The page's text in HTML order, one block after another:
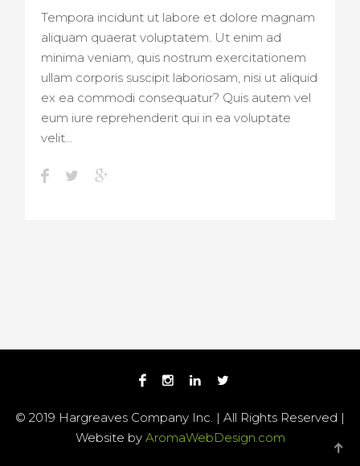
Tempora incidunt ut labore et dolore magnam
aliquam quaerat voluptatem. Ut enim ad
minima veniam, quis nostrum exercitationem
ullam corporis suscipit laboriosam, nisi ut aliquid
ex ea commodi consequatur? Quis autem vel
eum iure reprehenderit qui in ea voluptate
velit…
© 2019 Hargreaves Company Inc. | All Rights Reserved |
Website by AromaWebDesign.com